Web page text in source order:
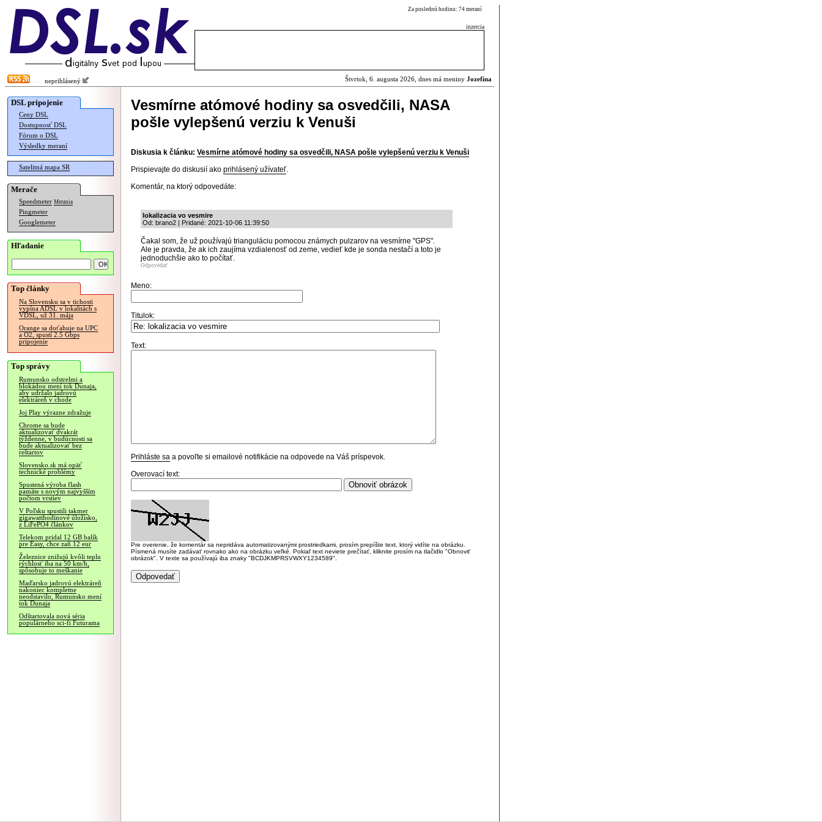
Za poslednú hodinu: 74 meraní
inzercia
neprihlásený Štvrtok, 6. augusta 2026, dnes má meniny Jozefína
DSL pripojenie
Ceny DSL
Dostupnosť DSL
Fórum o DSL
Výsledky meraní
Satelitná mapa SR
Merače
Speedmeter Merania
Pingmeter
Googlemeter
Hľadanie
Top články
Na Slovensku sa v tichosti
vypína ADSL v lokalitách s
VDSL, už 31. mája
Orange sa doťahuje na UPC
a O2, spustí 2.5 Gbps
pripojenie
Top správy
Rumunsko odstrelmi a
blokádou mení tok Dunaja,
aby udržalo jadrovú
elektráreň v chode
Joj Play výrazne zdražuje
Chrome sa bude
aktualizovať dvakrát
týždenne, v budúcnosti sa
bude aktualizovať bez
reštartov
Slovensko.sk má opäť
technické problémy
Spustená výroba flash
pamäte s novým najvyšším
počtom vrstiev
V Poľsku spustili takmer
gigawatthodinové úložisko,
z LiFePO4 článkov
Telekom pridal 12 GB balík
pre Easy, chce zaň 12 eur
Železnice znižujú kvôli teplu
rýchlosť iba na 50 km/h,
spôsobuje to meškanie
Maďarsko jadrovú elektráreň
nakoniec kompletne
neodstavilo, Rumunsko mení
tok Dunaja
Odštartovala nová séria
populárneho sci-fi Futurama
Vesmírne atómové hodiny sa osvedčili, NASA
pošle vylepšenú verziu k Venuši
Diskusia k článku: Vesmírne atómové hodiny sa osvedčili, NASA pošle vylepšenú verziu k Venuši
Prispievajte do diskusií ako prihlásený užívateľ.
Komentár, na ktorý odpovedáte:
lokalizacia vo vesmire
Od: brano2 | Pridané: 2021-10-06 11:39:50
Čakal som, že už používajú trianguláciu pomocou známych pulzarov na vesmírne "GPS".
Ale je pravda, že ak ich zaujíma vzdialenosť od zeme, vedieť kde je sonda nestačí a toto je
jednoduchšie ako to počítať.
Odpovedať
Meno:
Titulok:
Text:
Prihláste sa a povoľte si emailové notifikácie na odpovede na Váš príspevok.
Overovací text:
Pre overenie, že komentár sa nepridáva automatizovanými prostriedkami, prosím prepíšte text, ktorý vidíte na obrázku.
Písmená musíte zadávať rovnako ako na obrázku veľké. Pokiaľ text neviete prečítať, kliknite prosím na tlačidlo "Obnoviť
obrázok". V texte sa používajú iba znaky "BCDJKMPRSVWXY1234589".